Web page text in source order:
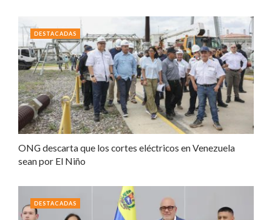
ONG descarta que los cortes eléctricos en Venezuela
sean por El Niño
DESTACADAS
DESTACADAS